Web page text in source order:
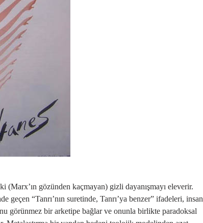
(Marx’ın gözünden kaçmayan) gizli dayanışmayı eleverir.
geçen “Tanrı’nın suretinde, Tanrı’ya benzer” ifadeleri, insan
görünmez bir arketipe bağlar ve onunla birlikte paradoksal